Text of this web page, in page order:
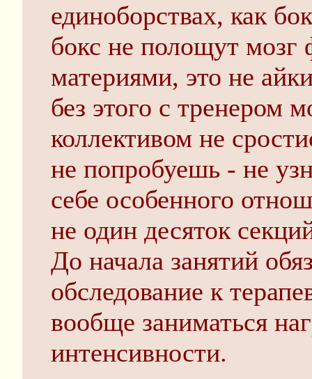
единоборствах, как
бокс не полощут
материями, это не
без этого с тренером
коллективом не
не попробуешь - не
себе особенного
не один десяток
До начала занятий
обследование к
вообще заниматься
интенсивности.